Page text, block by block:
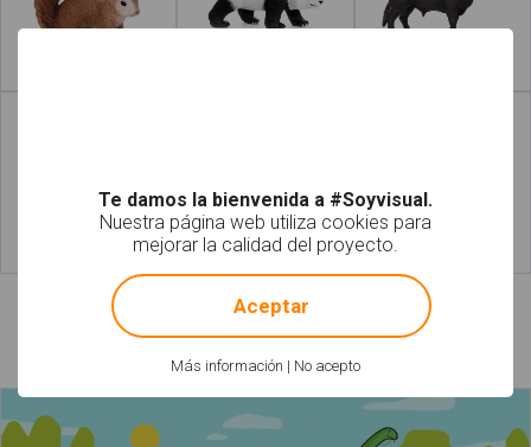
Láminas relacionadas
Te damos la bienvenida a #Soyvisual.
Nuestra página web utiliza cookies para
mejorar la calidad del proyecto.
Más información | No acepto
! Not valid!
Aceptar